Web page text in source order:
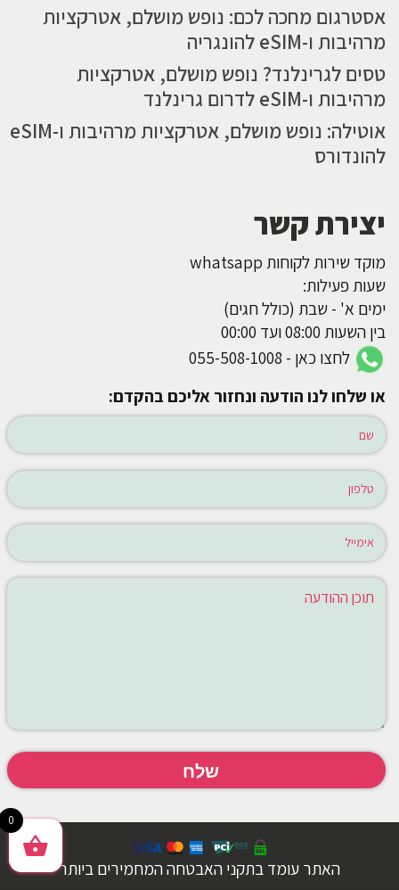
אסטרגום מחכה לכם: נופש מושלם, אטרקציות
מרהיבות ו-eSIM להונגריה
טסים לגרינלנד? נופש מושלם, אטרקציות
מרהיבות ו-eSIM לדרום גרינלנד
אוטילה: נופש מושלם, אטרקציות מרהיבות ו-eSIM
להונדורס
יצירת קשר
מוקד שירות לקוחות whatsapp
שעות פעילות:
ימים א' - שבת (כולל חגים)
בין השעות 08:00 ועד 00:00
לחצו כאן - 055-508-1008
או שלחו לנו הודעה ונחזור אליכם בהקדם:
האתר עומד בתקני האבטחה המחמירים ביותר
0